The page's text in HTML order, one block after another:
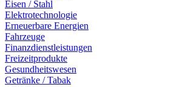
Eisen / Stahl
Elektrotechnologie
Erneuerbare Energien
Fahrzeuge
Finanzdienstleistungen
Freizeitprodukte
Gesundheitswesen
Getränke / Tabak